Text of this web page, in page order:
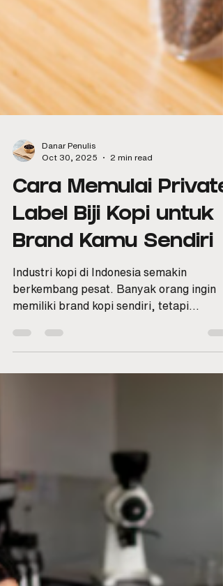
Danar Penulis
Cara Memulai Private
Industri kopi di Indonesia semakin
berkembang pesat. Banyak orang ingin
memiliki brand kopi sendiri, tetapi
terhalang modal untuk: ❌ membeli mesin
memiliki tim produksi berpengalaman
Solusinya adalah private label kopi ,
bisa menjual kopi dengan brand kamu